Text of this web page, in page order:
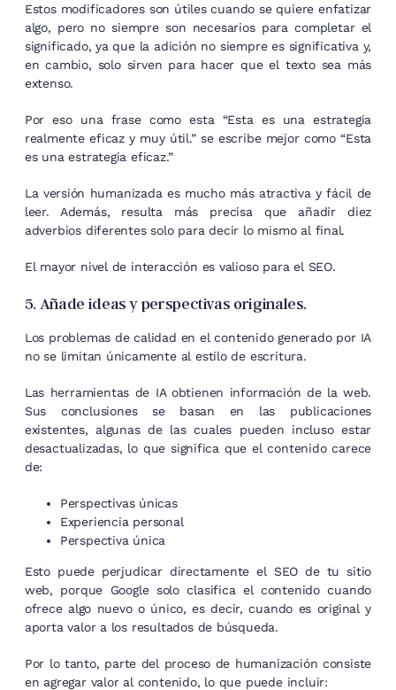
Estos modificadores son útiles cuando se quiere enfatizar
algo, pero no siempre son necesarios para completar el
significado, ya que la adición no siempre es significativa y,
en cambio, solo sirven para hacer que el texto sea más
extenso.
Por eso una frase como esta “Esta es una estrategia
realmente eficaz y muy útil.” se escribe mejor como “Esta
es una estrategia eficaz.”
La versión humanizada es mucho más atractiva y fácil de
leer. Además, resulta más precisa que añadir diez
adverbios diferentes solo para decir lo mismo al final.
El mayor nivel de interacción es valioso para el SEO.
5. Añade ideas y perspectivas originales.
Los problemas de calidad en el contenido generado por IA
no se limitan únicamente al estilo de escritura.
Las herramientas de IA obtienen información de la web.
Sus conclusiones se basan en las publicaciones
existentes, algunas de las cuales pueden incluso estar
desactualizadas, lo que significa que el contenido carece
de:
Perspectivas únicas
Experiencia personal
Perspectiva única
Esto puede perjudicar directamente el SEO de tu sitio
web, porque Google solo clasifica el contenido cuando
ofrece algo nuevo o único, es decir, cuando es original y
aporta valor a los resultados de búsqueda.
Por lo tanto, parte del proceso de humanización consiste
en agregar valor al contenido, lo que puede incluir: